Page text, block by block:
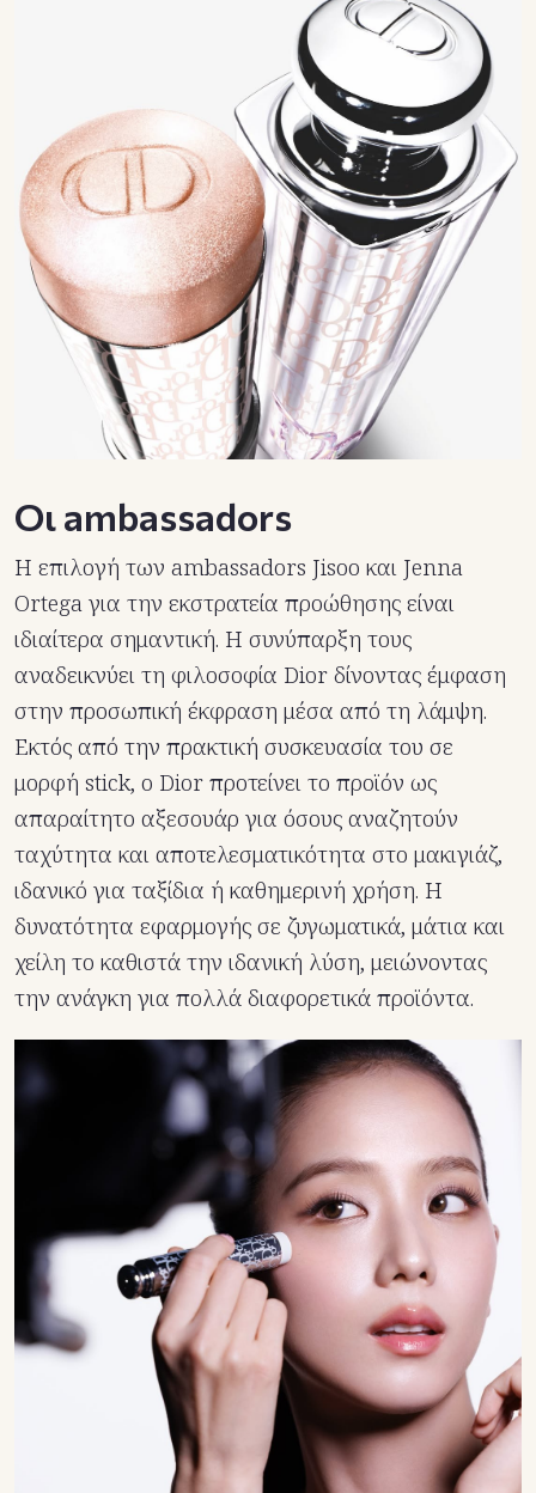
Οι ambassadors
Η επιλογή των ambassadors Jisoo και Jenna
Ortega για την εκστρατεία προώθησης είναι
ιδιαίτερα σημαντική. Η συνύπαρξη τους
αναδεικνύει τη φιλοσοφία Dior δίνοντας έμφαση
στην προσωπική έκφραση μέσα από τη λάμψη.
Εκτός από την πρακτική συσκευασία του σε
μορφή stick, ο Dior προτείνει το προϊόν ως
απαραίτητο αξεσουάρ για όσους αναζητούν
ταχύτητα και αποτελεσματικότητα στο μακιγιάζ,
ιδανικό για ταξίδια ή καθημερινή χρήση. Η
δυνατότητα εφαρμογής σε ζυγωματικά, μάτια και
χείλη το καθιστά την ιδανική λύση, μειώνοντας
την ανάγκη για πολλά διαφορετικά προϊόντα.